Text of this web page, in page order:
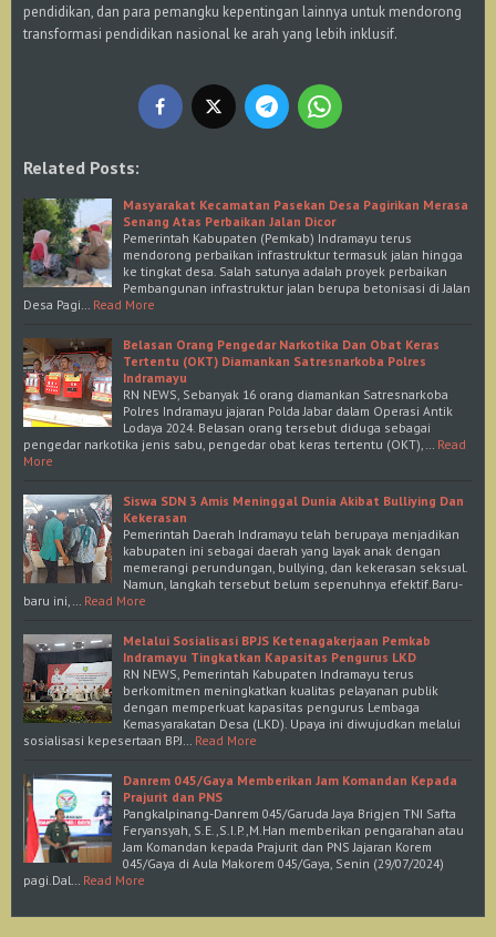
pendidikan, dan para pemangku kepentingan lainnya untuk mendorong
transformasi pendidikan nasional ke arah yang lebih inklusif.
Related Posts:
Masyarakat Kecamatan Pasekan Desa Pagirikan Merasa
Senang Atas Perbaikan Jalan Dicor
Pemerintah Kabupaten (Pemkab) Indramayu terus
mendorong perbaikan infrastruktur termasuk jalan hingga
ke tingkat desa. Salah satunya adalah proyek perbaikan
Pembangunan infrastruktur jalan berupa betonisasi di Jalan
Desa Pagi… Read More
Belasan Orang Pengedar Narkotika Dan Obat Keras
Tertentu (OKT) Diamankan Satresnarkoba Polres
Indramayu
RN NEWS, Sebanyak 16 orang diamankan Satresnarkoba
Polres Indramayu jajaran Polda Jabar dalam Operasi Antik
Lodaya 2024. Belasan orang tersebut diduga sebagai
pengedar narkotika jenis sabu, pengedar obat keras tertentu (OKT),… Read
More
Siswa SDN 3 Amis Meninggal Dunia Akibat Bulliying Dan
Kekerasan
Pemerintah Daerah Indramayu telah berupaya menjadikan
kabupaten ini sebagai daerah yang layak anak dengan
memerangi perundungan, bullying, dan kekerasan seksual.
Namun, langkah tersebut belum sepenuhnya efektif.Baru-
baru ini,… Read More
Melalui Sosialisasi BPJS Ketenagakerjaan Pemkab
Indramayu Tingkatkan Kapasitas Pengurus LKD
RN NEWS, Pemerintah Kabupaten Indramayu terus
berkomitmen meningkatkan kualitas pelayanan publik
dengan memperkuat kapasitas pengurus Lembaga
Kemasyarakatan Desa (LKD). Upaya ini diwujudkan melalui
sosialisasi kepesertaan BPJ… Read More
Danrem 045/Gaya Memberikan Jam Komandan Kepada
Prajurit dan PNS
Pangkalpinang-Danrem 045/Garuda Jaya Brigjen TNI Safta
Feryansyah, S.E.,S.I.P.,M.Han memberikan pengarahan atau
Jam Komandan kepada Prajurit dan PNS Jajaran Korem
045/Gaya di Aula Makorem 045/Gaya, Senin (29/07/2024)
pagi.Dal… Read More